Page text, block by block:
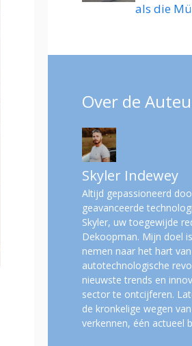
als die
Over de
Skyler Indewey
Altijd gepassioneerd
geavanceerde
Skyler, uw toegewijde
Dekoopman. Mijn doel
nemen naar het hart
autotechnologische
nieuwste trends en
sector te ontcijferen.
de kronkelige wegen
verkennen, één actueel